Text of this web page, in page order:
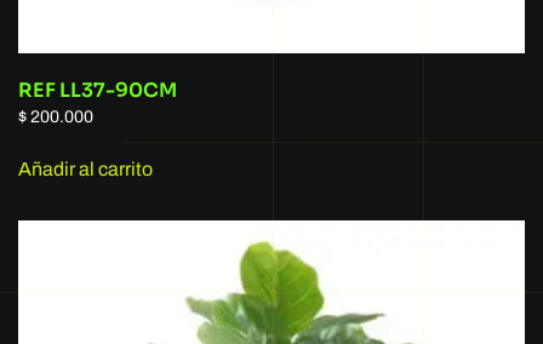
REF LL37-90CM
$ 200.000
Añadir al carrito